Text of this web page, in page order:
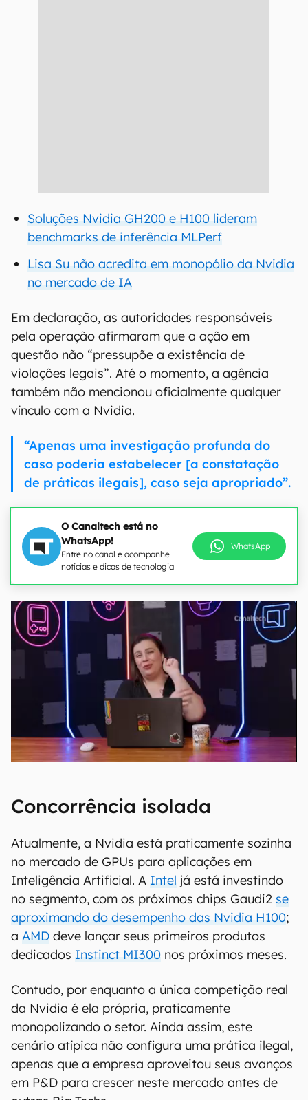
Soluções Nvidia GH200 e H100 lideram
benchmarks de inferência MLPerf
Lisa Su não acredita em monopólio da Nvidia
no mercado de IA
Em declaração, as autoridades responsáveis
pela operação afirmaram que a ação em
questão não “pressupõe a existência de
violações legais”. Até o momento, a agência
também não mencionou oficialmente qualquer
vínculo com a Nvidia.
“Apenas uma investigação profunda do
caso poderia estabelecer [a constatação
de práticas ilegais], caso seja apropriado”.
O Canaltech está no
WhatsApp!
Entre no canal e acompanhe
notícias e dicas de tecnologia
WhatsApp
Concorrência isolada
Atualmente, a Nvidia está praticamente sozinha
no mercado de GPUs para aplicações em
Inteligência Artificial. A Intel já está investindo
no segmento, com os próximos chips Gaudi2 se
aproximando do desempenho das Nvidia H100;
a AMD deve lançar seus primeiros produtos
dedicados Instinct MI300 nos próximos meses.
Contudo, por enquanto a única competição real
da Nvidia é ela própria, praticamente
monopolizando o setor. Ainda assim, este
cenário atípica não configura uma prática ilegal,
apenas que a empresa aproveitou seus avanços
em P&D para crescer neste mercado antes de